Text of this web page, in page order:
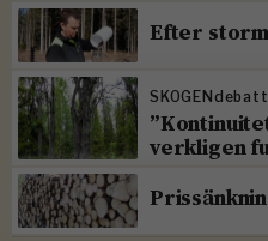
Efter
verkligen